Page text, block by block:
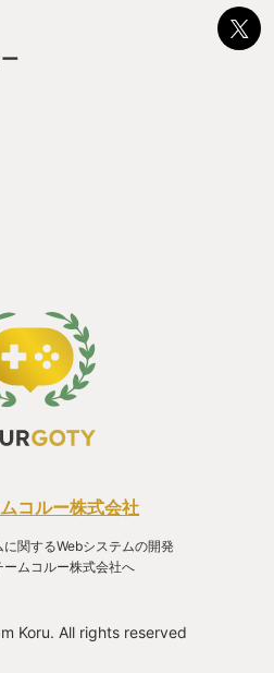
移動します。 ほんっとに面倒くさ
す。 面倒くささ以外にも一つ良い
ことです。 他プレイヤーに不用意
ます。 そんでこのゲーム、キャラ
結果、生身の戦闘はとくに多勢に
入れて最後の宝をゲット、洞窟か
、アヒャヒャヒャ」みたいに笑わ
さ、悔しさ色々入り乱れますが、
思いました。 今年はスカルアンド
コルー株式会社
に関するWebシステムの開発
ームコルー株式会社へ
Koru. All rights reserved